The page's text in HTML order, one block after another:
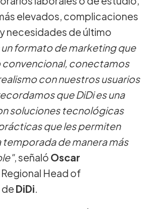
elevados, complicaciones
necesidades de último
un formato de marketing que
convencional, conectamos
con nuestros usuarios
que DiDi es una
soluciones tecnológicas
que les permiten
de manera más
, señaló Oscar
Regional Head of
DiDi.